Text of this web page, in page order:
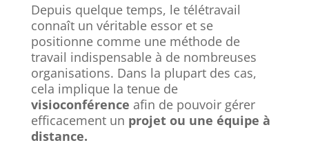
Depuis quelque temps, le télétravail
connaît un véritable essor et se
positionne comme une méthode de
travail indispensable à de nombreuses
organisations. Dans la plupart des cas,
cela implique la tenue de
visioconférence afin de pouvoir gérer
efficacement un projet ou une équipe à
distance.